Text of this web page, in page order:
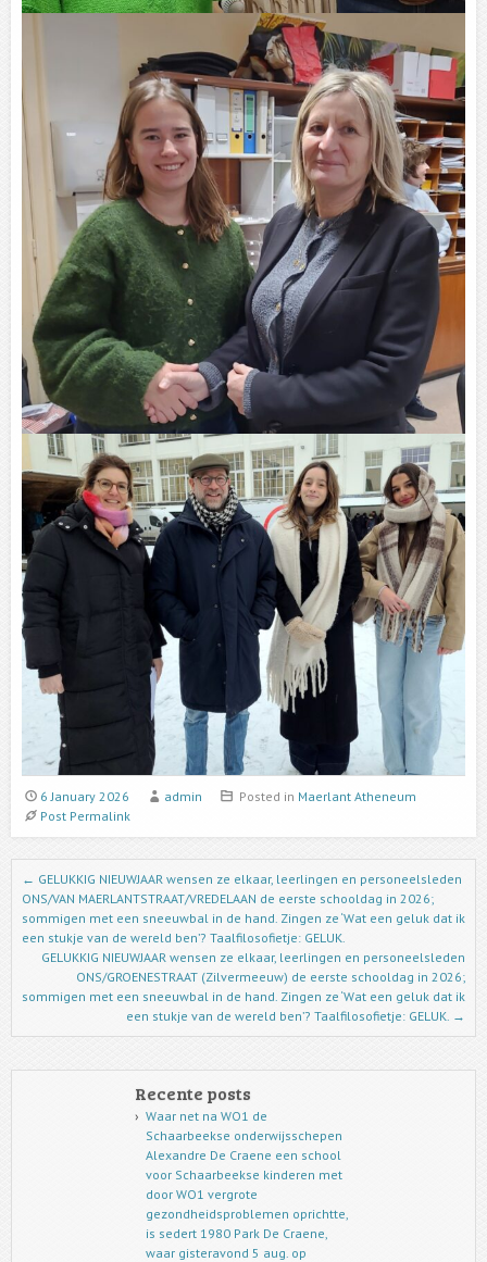
6 January 2026 admin Posted in Maerlant Atheneum
Post Permalink
Post navigation
← GELUKKIG NIEUWJAAR wensen ze elkaar, leerlingen en personeelsleden
ONS/VAN MAERLANTSTRAAT/VREDELAAN de eerste schooldag in 2026;
sommigen met een sneeuwbal in de hand. Zingen ze ‘Wat een geluk dat ik
een stukje van de wereld ben’? Taalfilosofietje: GELUK.
GELUKKIG NIEUWJAAR wensen ze elkaar, leerlingen en personeelsleden
ONS/GROENESTRAAT (Zilvermeeuw) de eerste schooldag in 2026;
sommigen met een sneeuwbal in de hand. Zingen ze ‘Wat een geluk dat ik
een stukje van de wereld ben’? Taalfilosofietje: GELUK. →
Recente posts
Waar net na WO1 de
Schaarbeekse onderwijsschepen
Alexandre De Craene een school
voor Schaarbeekse kinderen met
door WO1 vergrote
gezondheidsproblemen oprichtte,
is sedert 1980 Park De Craene,
waar gisteravond 5 aug. op